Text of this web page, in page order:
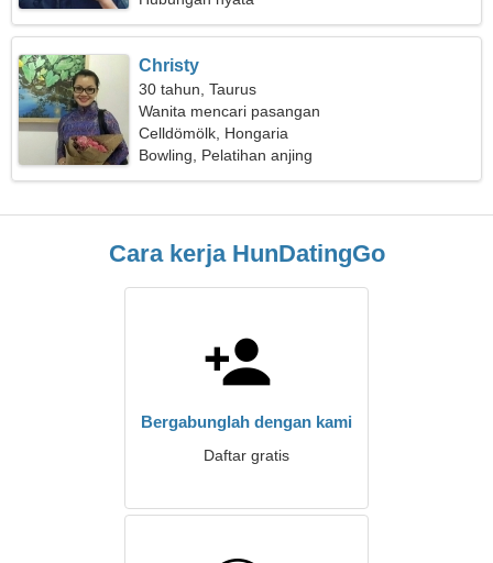
Christy
30 tahun, Taurus
Wanita mencari pasangan
Celldömölk, Hongaria
Bowling, Pelatihan anjing
Cara kerja HunDatingGo
Bergabunglah dengan kami
Daftar gratis